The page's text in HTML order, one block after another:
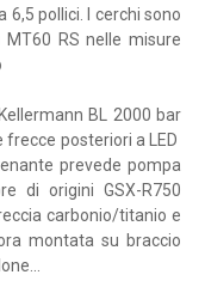
pollici. I cerchi sono
RS nelle misure
BL 2000 bar
posteriori a LED
prevede pompa
di origini GSX-R750
carbonio/titanio e
montata su braccio